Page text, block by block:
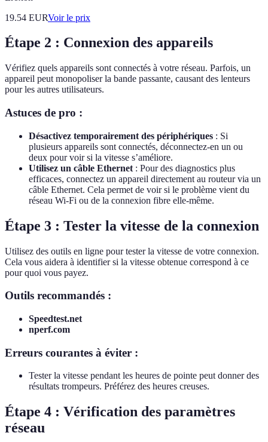
19.54 EURVoir le prix
Étape 2 : Connexion des appareils
Vérifiez quels appareils sont connectés à votre réseau. Parfois, un
appareil peut monopoliser la bande passante, causant des lenteurs
pour les autres utilisateurs.
Astuces de pro :
Désactivez temporairement des périphériques : Si
plusieurs appareils sont connectés, déconnectez-en un ou
deux pour voir si la vitesse s’améliore.
Utilisez un câble Ethernet : Pour des diagnostics plus
efficaces, connectez un appareil directement au routeur via un
câble Ethernet. Cela permet de voir si le problème vient du
réseau Wi-Fi ou de la connexion fibre elle-même.
Étape 3 : Tester la vitesse de la connexion
Utilisez des outils en ligne pour tester la vitesse de votre connexion.
Cela vous aidera à identifier si la vitesse obtenue correspond à ce
pour quoi vous payez.
Outils recommandés :
Speedtest.net
nperf.com
Erreurs courantes à éviter :
Tester la vitesse pendant les heures de pointe peut donner des
résultats trompeurs. Préférez des heures creuses.
Étape 4 : Vérification des paramètres
réseau